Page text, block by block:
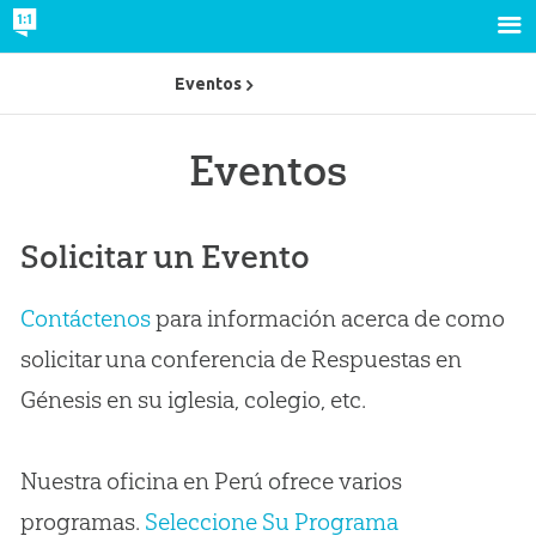
Eventos
Solicitar un Evento
Contáctenospara información acerca de como
solicitar una conferencia de Respuestas en
Génesis en su iglesia, colegio, etc.
Nuestra oficina en Perú ofrece varios
programas. Seleccione Su Programa
Eventos